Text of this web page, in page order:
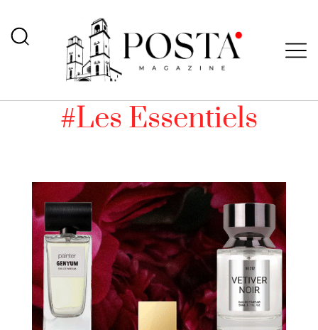
#Les Essentiels